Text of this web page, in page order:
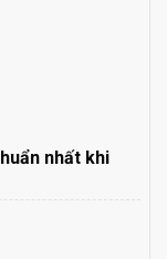
nhất khi